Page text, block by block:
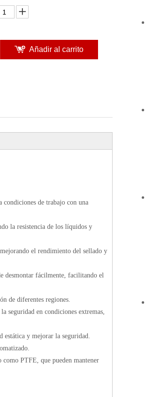
Añadir al carrito
condiciones de trabajo con una
la resistencia de los líquidos y
el rendimiento del sellado y
desmontar fácilmente, facilitando el
de diferentes regiones.
seguridad en condiciones extremas,
estática y mejorar la seguridad.
PTFE, que pueden mantener